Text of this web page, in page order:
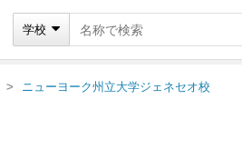
学校
ニューヨーク州立大学ジェネセオ校